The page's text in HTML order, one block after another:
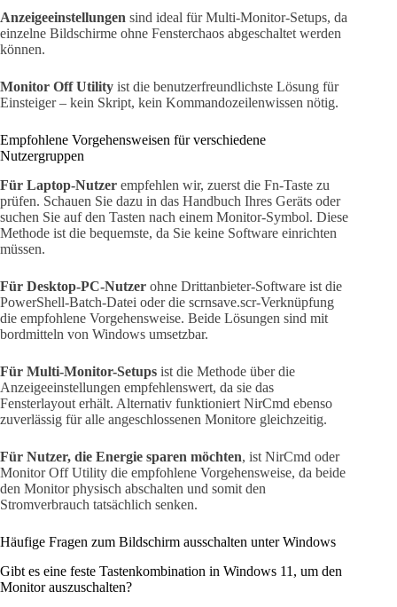
Anzeigeeinstellungen sind ideal für Multi-Monitor-Setups, da
einzelne Bildschirme ohne Fensterchaos abgeschaltet werden
können.
Monitor Off Utility ist die benutzerfreundlichste Lösung für
Einsteiger – kein Skript, kein Kommandozeilenwissen nötig.
Empfohlene Vorgehensweisen für verschiedene
Nutzergruppen
Für Laptop-Nutzer empfehlen wir, zuerst die Fn-Taste zu
prüfen. Schauen Sie dazu in das Handbuch Ihres Geräts oder
suchen Sie auf den Tasten nach einem Monitor-Symbol. Diese
Methode ist die bequemste, da Sie keine Software einrichten
müssen.
Für Desktop-PC-Nutzer ohne Drittanbieter-Software ist die
PowerShell-Batch-Datei oder die scrnsave.scr-Verknüpfung
die empfohlene Vorgehensweise. Beide Lösungen sind mit
bordmitteln von Windows umsetzbar.
Für Multi-Monitor-Setups ist die Methode über die
Anzeigeeinstellungen empfehlenswert, da sie das
Fensterlayout erhält. Alternativ funktioniert NirCmd ebenso
zuverlässig für alle angeschlossenen Monitore gleichzeitig.
Für Nutzer, die Energie sparen möchten, ist NirCmd oder
Monitor Off Utility die empfohlene Vorgehensweise, da beide
den Monitor physisch abschalten und somit den
Stromverbrauch tatsächlich senken.
Häufige Fragen zum Bildschirm ausschalten unter Windows
Gibt es eine feste Tastenkombination in Windows 11, um den
Monitor auszuschalten?